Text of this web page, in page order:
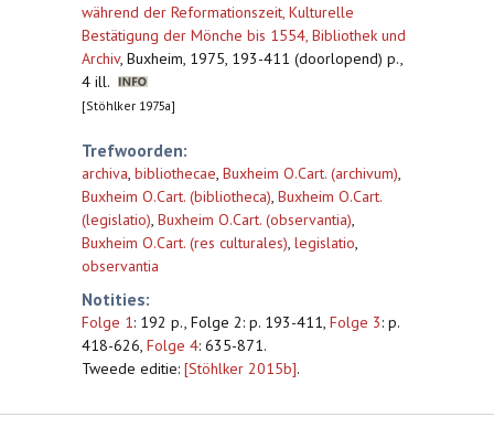
während der Reformationszeit, Kulturelle
Bestätigung der Mönche bis 1554, Bibliothek und
Archiv, Buxheim, 1975, 193-411 (doorlopend) p.,
4 ill.
[Stöhlker 1975a]
Trefwoorden:
archiva, bibliothecae, Buxheim O.Cart. (archivum),
Buxheim O.Cart. (bibliotheca), Buxheim O.Cart.
(legislatio), Buxheim O.Cart. (observantia),
Buxheim O.Cart. (res culturales), legislatio,
observantia
Notities:
Folge 1: 192 p., Folge 2: p. 193-411, Folge 3: p.
418-626, Folge 4: 635-871.
Tweede editie: [Stöhlker 2015b].